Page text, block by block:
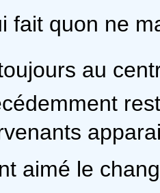
fait quon ne
au
aimé le